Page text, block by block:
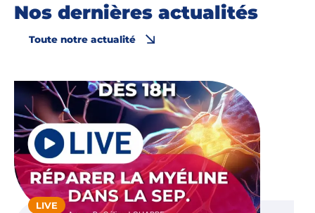
Nos dernières actualités
Toute notre actualité
LIVE